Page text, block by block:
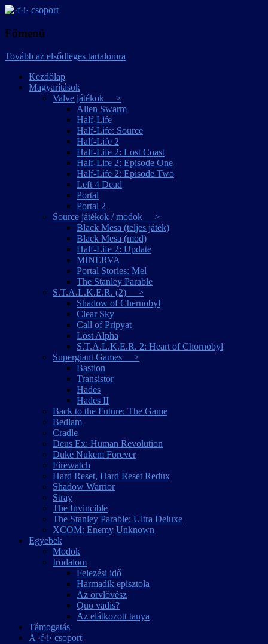
·f·i· csoport
Főmenü
Tovább az elsődleges tartalomra
Kezdőlap
Magyarítások
Valve játékok >
Alien Swarm
Half-Life
Half-Life: Source
Half-Life 2
Half-Life 2: Lost Coast
Half-Life 2: Episode One
Half-Life 2: Episode Two
Left 4 Dead
Portal
Portal 2
Source játékok / modok >
Black Mesa (teljes játék)
Black Mesa (mod)
Half-Life 2: Update
MINERVA
Portal Stories: Mel
The Stanley Parable
S.T.A.L.K.E.R. (2) >
Shadow of Chernobyl
Clear Sky
Call of Pripyat
Lost Alpha
S.T.A.L.K.E.R. 2: Heart of Chornobyl
Supergiant Games >
Bastion
Transistor
Hades
Hades II
Back to the Future: The Game
Bedlam
Cradle
Deus Ex: Human Revolution
Duke Nukem Forever
Firewatch
Hard Reset, Hard Reset Redux
Shadow Warrior
Stray
The Invincible
The Stanley Parable: Ultra Deluxe
XCOM: Enemy Unknown
Egyebek
Modok
Irodalom
Felezési idő
Harmadik episztola
Az orvlövész
Quo vadis?
Az elátkozott tanya
Támogatás
A ·f·i· csoport